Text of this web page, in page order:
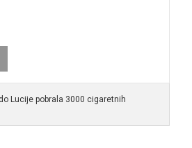
Lucije pobrala 3000 cigaretnih